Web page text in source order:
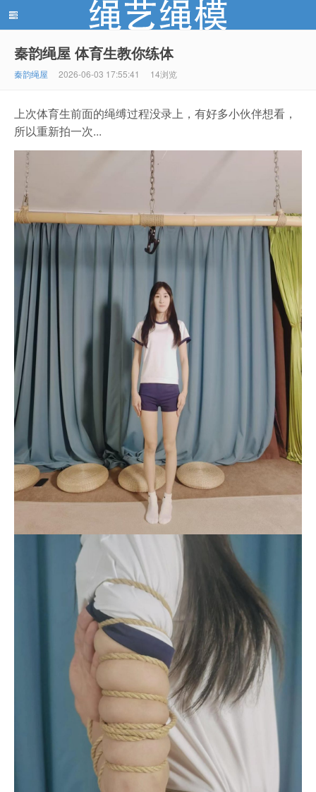
绳艺绳模(shengyishengmo.com) - 绳艺工作室 - 绳艺
模特 - 绳艺工作室 - 绳模推荐网站！
秦韵绳屋 体育生教你练体
秦韵绳屋 2026-06-03 17:55:41 14浏览
上次体育生前面的绳缚过程没录上，有好多小伙伴想看，
所以重新拍一次...